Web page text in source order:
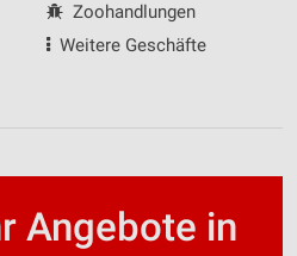
Zoohandlungen
Weitere Geschäfte
Angebote in